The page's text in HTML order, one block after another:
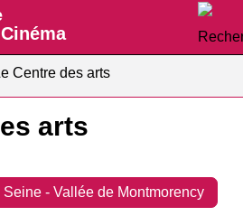
Centre des arts
arts
Seine - Vallée de Montmorency